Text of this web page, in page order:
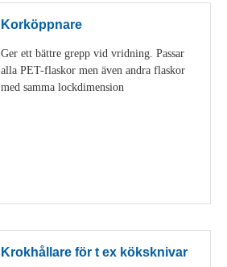
Korköppnare
Ger ett bättre grepp vid vridning. Passar
alla PET-flaskor men även andra flaskor
med samma lockdimension
Krokhållare för t ex köksknivar